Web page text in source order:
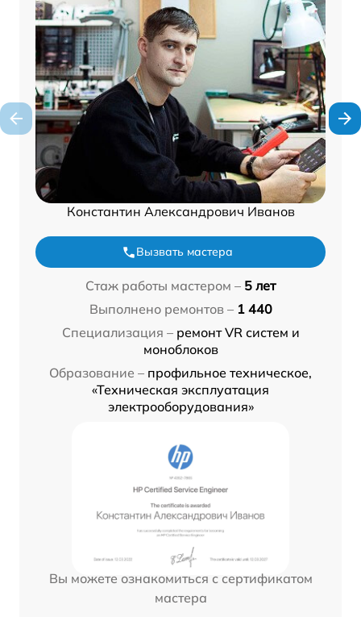
Константин Александрович Иванов
Вызвать мастера
Стаж работы мастером – 5 лет
Выполнено ремонтов – 1 440
Специализация – ремонт VR систем и
моноблоков
Образование – профильное техническое,
«Техническая эксплуатация
электрооборудования»
Вы можете ознакомиться с сертификатом
мастера